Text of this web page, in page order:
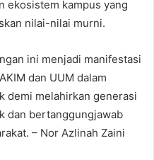
ekosistem kampus yang
nilai-nilai murni.
ini menjadi manifestasi
dan UUM dalam
demi melahirkan generasi
dan bertanggungjawab
– Nor Azlinah Zaini